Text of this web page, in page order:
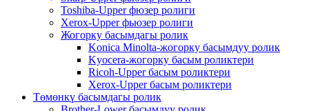
Toshiba-Upper фюзер ролиги
Xerox-Upper фьюзер ролиги
Жогорку басымдагы ролик
Konica Minolta-жогорку басымдуу ролик
Kyocera-жогорку басым роликтери
Ricoh-Upper басым роликтери
Xerox-Upper басым роликтери
Төмөнкү басымдагы ролик